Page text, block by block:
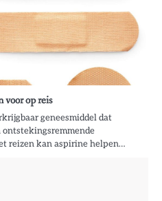
op reis
geneesmiddel dat
reizen kan aspirine helpen…